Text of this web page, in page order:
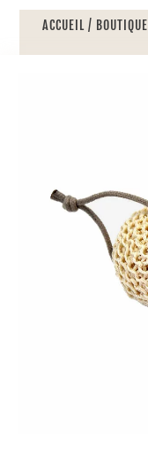
ACCUEIL / BOUTIQUE